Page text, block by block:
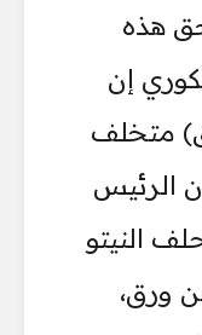
هذه
إن
متخلف
الرئيس
النيتو
ورق،